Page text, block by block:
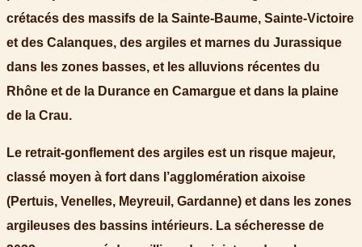
crétacés des massifs de la Sainte-Baume, Sainte-Victoire
et des Calanques, des argiles et marnes du Jurassique
dans les zones basses, et les alluvions récentes du
Rhône et de la Durance en Camargue et dans la plaine
de la Crau.
Le retrait-gonflement des argiles est un risque majeur,
classé moyen à fort dans l’agglomération aixoise
(Pertuis, Venelles, Meyreuil, Gardanne) et dans les zones
argileuses des bassins intérieurs. La sécheresse de